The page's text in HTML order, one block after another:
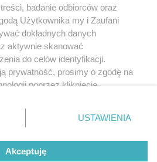
O nas
badanie odbiorców oraz
Użytkownika my i Zaufani
dokładnych danych
aktywnie skanować
do celów identyfikacji.
prywatność, prosimy o zgodę na
poprzez kliknięcie
przycisk ustawień prywatności
dolnym rogu strony
nie wymagają zgody
prawo sprzeciwić się takiemu
USTAWIENIA
Akceptuję